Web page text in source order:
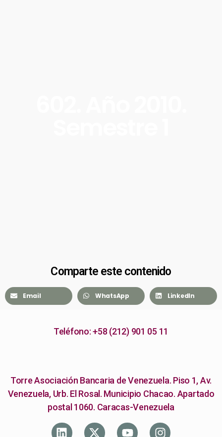
Comparte este contenido
Email WhatsApp LinkedIn
Teléfono: +58 (212) 901 05 11
Torre Asociación Bancaria de Venezuela. Piso 1, Av.
Venezuela, Urb. El Rosal. Municipio Chacao. Apartado
postal 1060. Caracas-Venezuela